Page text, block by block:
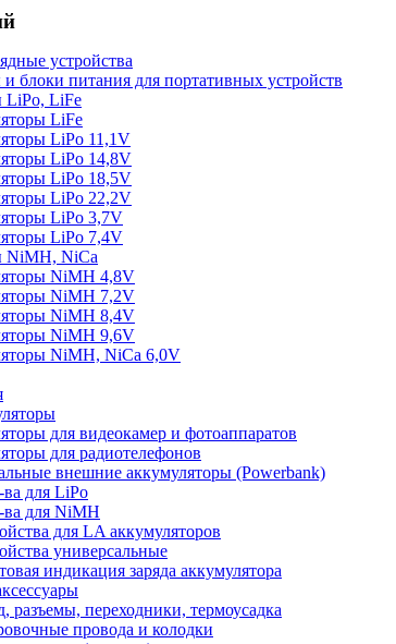
устройства
блоки питания для портативных устройств
LiPo, LiFe
LiFe
LiPo 11,1V
LiPo 14,8V
LiPo 18,5V
LiPo 22,2V
LiPo 3,7V
LiPo 7,4V
NiMH, NiCa
NiMH 4,8V
NiMH 7,2V
NiMH 8,4V
NiMH 9,6V
NiMH, NiCa 6,0V
для видеокамер и фотоаппаратов
для радиотелефонов
внешние аккумуляторы (Powerbank)
ва для LiPo
ва для NiMH
для LA аккумуляторов
универсальные
индикация заряда аккумулятора
разъемы, переходники, термоусадка
провода и колодки